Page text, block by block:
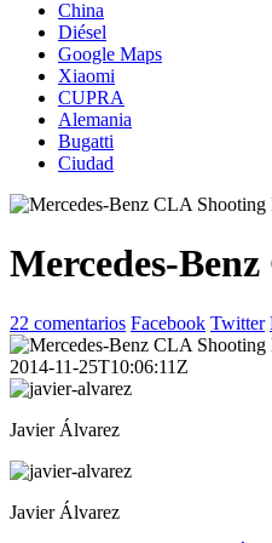
China
Diésel
Google Maps
Xiaomi
CUPRA
Alemania
Bugatti
Ciudad
Mercedes-
22 comentarios Facebook Twitter
2014-11-25T10:06:11Z
Javier Álvarez
Javier Álvarez